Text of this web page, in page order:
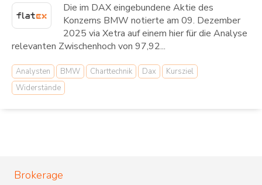
Die im DAX eingebundene Aktie des
Konzerns BMW notierte am 09. Dezember
2025 via Xetra auf einem hier für die Analyse
relevanten Zwischenhoch von 97,92...
Analysten BMW Charttechnik Dax
Kursziel
Widerstände
Brokerage